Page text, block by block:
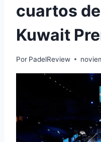
cuartos
Kuwait
Por PadelReview